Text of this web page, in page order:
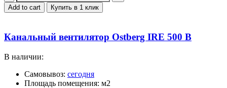
Add to cart Купить в 1 клик
Канальный вентилятор Ostberg IRE 500 B
В наличии:
Самовывоз: сегодня
Площадь помещения: м2